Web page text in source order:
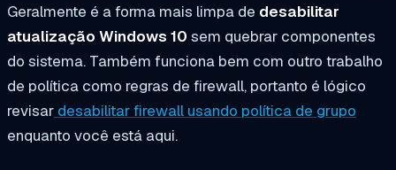
Geralmente é a forma mais limpa de desabilitar
atualização Windows 10 sem quebrar componentes
do sistema. Também funciona bem com outro trabalho
de política como regras de firewall, portanto é lógico
revisar desabilitar firewall usando política de grupo
enquanto você está aqui.